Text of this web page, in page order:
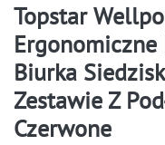
Topstar
Ergonomiczne
Biurka
Zestawie Z
Czerwone